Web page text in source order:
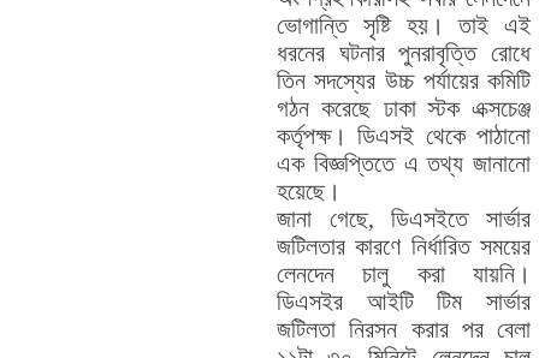
ভোগান্তি সৃষ্টি হয়। তাই এই
ধরনের ঘটনার পুনরাবৃত্তি রোধে
তিন সদস্যের উচ্চ পর্যায়ের কমিটি
গঠন করেছে ঢাকা স্টক এক্সচেঞ্জ
কর্তৃপক্ষ। ডিএসই থেকে পাঠানো
এক বিজ্ঞপ্তিতে এ তথ্য জানানো
হয়েছে।
জানা গেছে, ডিএসইতে সার্ভার
জটিলতার কারণে নির্ধারিত সময়ের
লেনদেন চালু করা যায়নি।
ডিএসইর আইটি টিম সার্ভার
জটিলতা নিরসন করার পর বেলা